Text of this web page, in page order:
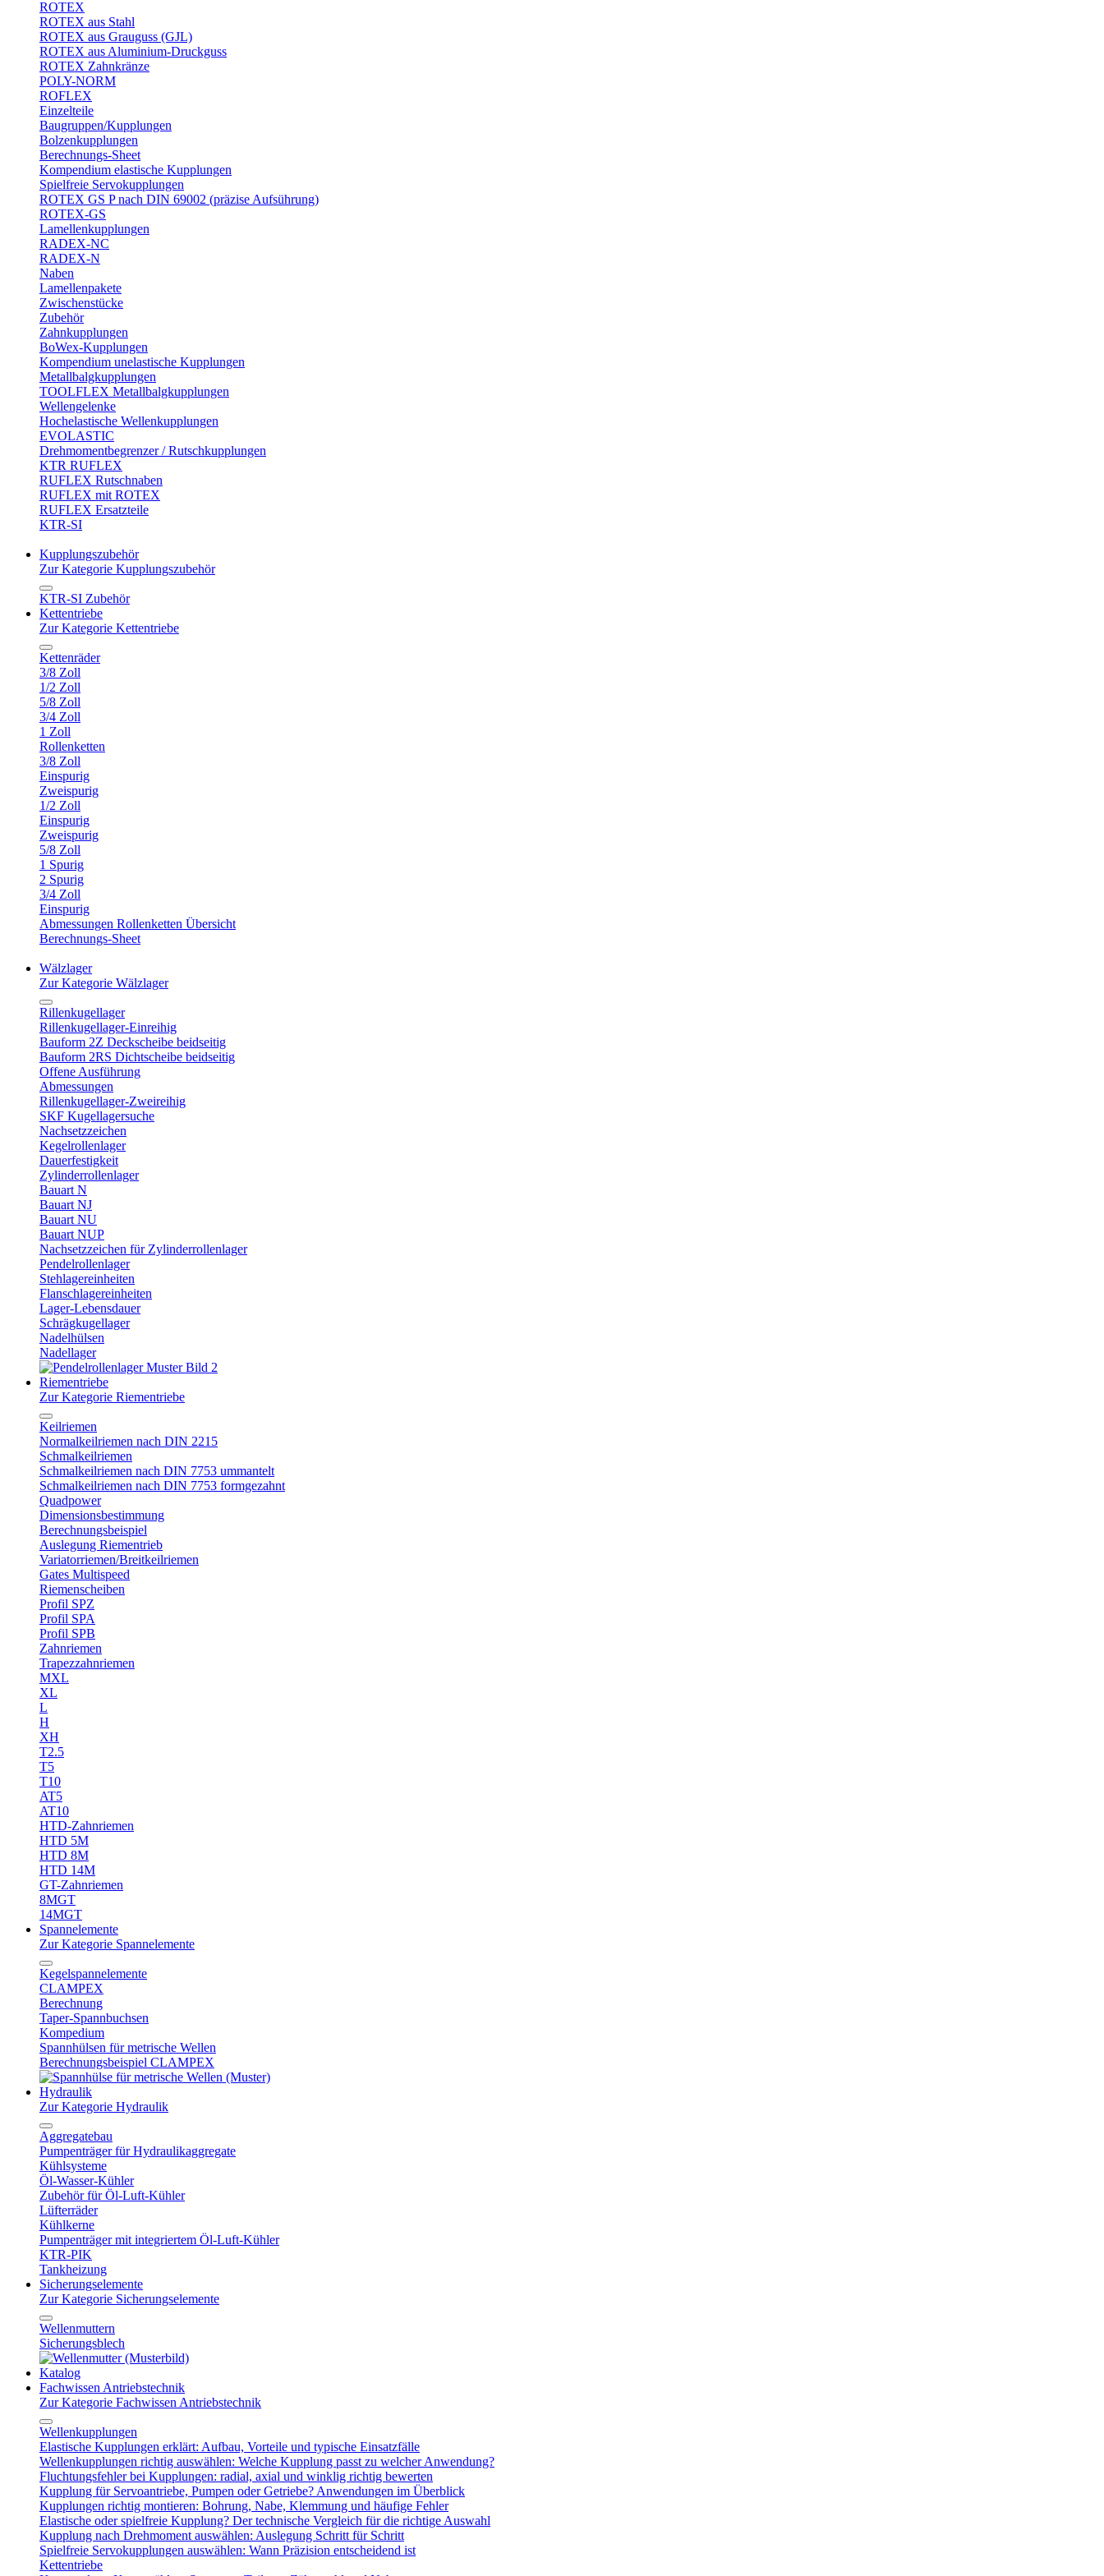
ROTEX
ROTEX aus Stahl
ROTEX aus Grauguss (GJL)
ROTEX aus Aluminium-Druckguss
ROTEX Zahnkränze
POLY-NORM
ROFLEX
Einzelteile
Baugruppen/Kupplungen
Bolzenkupplungen
Berechnungs-Sheet
Kompendium elastische Kupplungen
Spielfreie Servokupplungen
ROTEX GS P nach DIN 69002 (präzise Aufsührung)
ROTEX-GS
Lamellenkupplungen
RADEX-NC
RADEX-N
Naben
Lamellenpakete
Zwischenstücke
Zubehör
Zahnkupplungen
BoWex-Kupplungen
Kompendium unelastische Kupplungen
Metallbalgkupplungen
TOOLFLEX Metallbalgkupplungen
Wellengelenke
Hochelastische Wellenkupplungen
EVOLASTIC
Drehmomentbegrenzer / Rutschkupplungen
KTR RUFLEX
RUFLEX Rutschnaben
RUFLEX mit ROTEX
RUFLEX Ersatzteile
KTR-SI
Kupplungszubehör
Zur Kategorie Kupplungszubehör
KTR-SI Zubehör
Kettentriebe
Zur Kategorie Kettentriebe
Kettenräder
3/8 Zoll
1/2 Zoll
5/8 Zoll
3/4 Zoll
1 Zoll
Rollenketten
3/8 Zoll
Einspurig
Zweispurig
1/2 Zoll
Einspurig
Zweispurig
5/8 Zoll
1 Spurig
2 Spurig
3/4 Zoll
Einspurig
Abmessungen Rollenketten Übersicht
Berechnungs-Sheet
Wälzlager
Zur Kategorie Wälzlager
Rillenkugellager
Rillenkugellager-Einreihig
Bauform 2Z Deckscheibe beidseitig
Bauform 2RS Dichtscheibe beidseitig
Offene Ausführung
Abmessungen
Rillenkugellager-Zweireihig
SKF Kugellagersuche
Nachsetzzeichen
Kegelrollenlager
Dauerfestigkeit
Zylinderrollenlager
Bauart N
Bauart NJ
Bauart NU
Bauart NUP
Nachsetzzeichen für Zylinderrollenlager
Pendelrollenlager
Stehlagereinheiten
Flanschlagereinheiten
Lager-Lebensdauer
Schrägkugellager
Nadelhülsen
Nadellager
Riementriebe
Zur Kategorie Riementriebe
Keilriemen
Normalkeilriemen nach DIN 2215
Schmalkeilriemen
Schmalkeilriemen nach DIN 7753 ummantelt
Schmalkeilriemen nach DIN 7753 formgezahnt
Quadpower
Dimensionsbestimmung
Berechnungsbeispiel
Auslegung Riementrieb
Variatorriemen/Breitkeilriemen
Gates Multispeed
Riemenscheiben
Profil SPZ
Profil SPA
Profil SPB
Zahnriemen
Trapezzahnriemen
MXL
XL
L
H
XH
T2.5
T5
T10
AT5
AT10
HTD-Zahnriemen
HTD 5M
HTD 8M
HTD 14M
GT-Zahnriemen
8MGT
14MGT
Spannelemente
Zur Kategorie Spannelemente
Kegelspannelemente
CLAMPEX
Berechnung
Taper-Spannbuchsen
Kompedium
Spannhülsen für metrische Wellen
Berechnungsbeispiel CLAMPEX
Hydraulik
Zur Kategorie Hydraulik
Aggregatebau
Pumpenträger für Hydraulikaggregate
Kühlsysteme
Öl-Wasser-Kühler
Zubehör für Öl-Luft-Kühler
Lüfterräder
Kühlkerne
Pumpenträger mit integriertem Öl-Luft-Kühler
KTR-PIK
Tankheizung
Sicherungselemente
Zur Kategorie Sicherungselemente
Wellenmuttern
Sicherungsblech
Katalog
Fachwissen Antriebstechnik
Zur Kategorie Fachwissen Antriebstechnik
Wellenkupplungen
Elastische Kupplungen erklärt: Aufbau, Vorteile und typische Einsatzfälle
Wellenkupplungen richtig auswählen: Welche Kupplung passt zu welcher Anwendung?
Fluchtungsfehler bei Kupplungen: radial, axial und winklig richtig bewerten
Kupplung für Servoantriebe, Pumpen oder Getriebe? Anwendungen im Überblick
Kupplungen richtig montieren: Bohrung, Nabe, Klemmung und häufige Fehler
Elastische oder spielfreie Kupplung? Der technische Vergleich für die richtige Auswahl
Kupplung nach Drehmoment auswählen: Auslegung Schritt für Schritt
Spielfreie Servokupplungen auswählen: Wann Präzision entscheidend ist
Kettentriebe